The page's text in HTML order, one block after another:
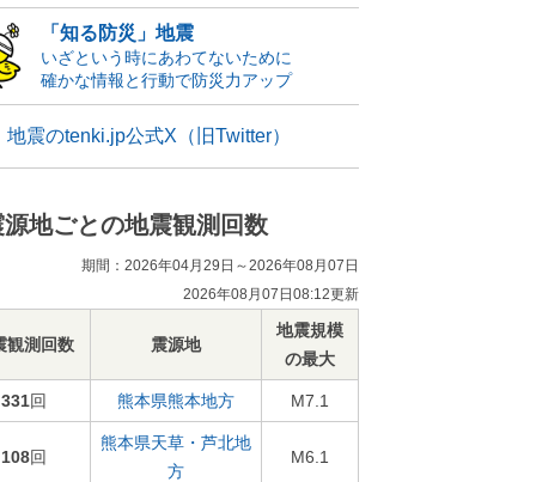
「知る防災」地震
いざという時にあわてないために
確かな情報と行動で防災力アップ
地震のtenki.jp公式X（旧Twitter）
源地ごとの地震観測回数
期間：2026年04月29日～2026年08月07日
2026年08月07日08:12更新
観測回数 震源地
地震規模
の最大
331回 熊本県熊本地方 M7.1
108回
熊本県天草・芦北地
方
M6.1